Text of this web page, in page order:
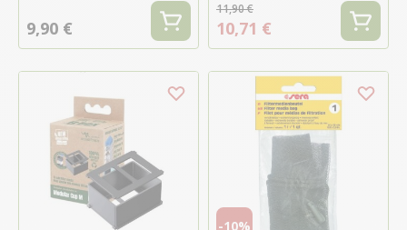
9,90 €
11,90 €
10,71 €
-10%